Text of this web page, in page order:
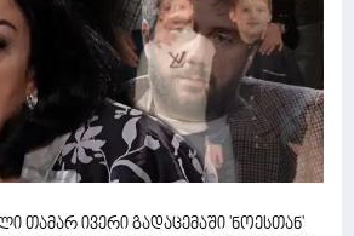
თამარ ივერი გადაცემაში 'ნოესთან'